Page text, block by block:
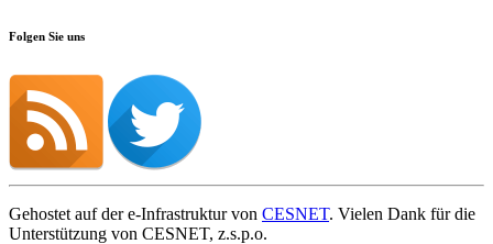
Folgen Sie uns
Gehostet auf der e-Infrastruktur von CESNET. Vielen Dank für die
Unterstützung von CESNET, z.s.p.o.